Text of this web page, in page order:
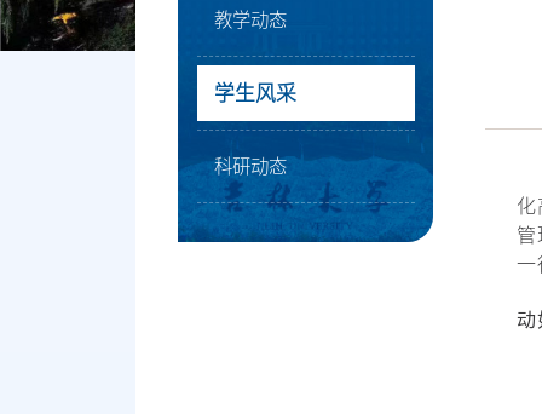
教学动态
学生风采
科研动态
一
动